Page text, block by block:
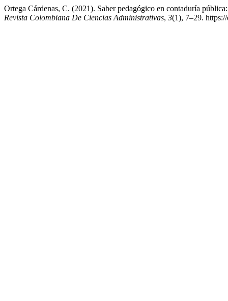
Ortega Cárdenas, C. (2021). Saber pedagógico en contaduría
Revista Colombiana De Ciencias Administrativas, 3(1), 7–29.